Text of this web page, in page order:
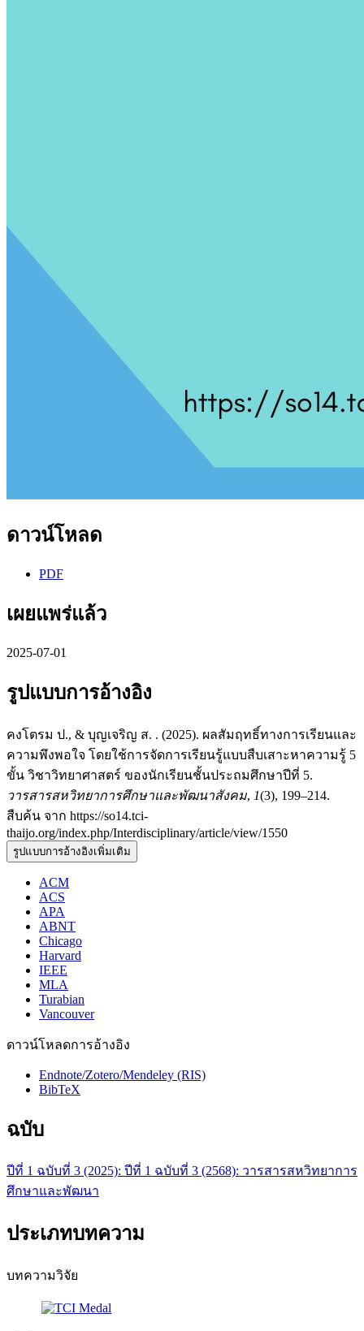
ดาวน์โหลด
PDF
เผยแพร่แล้ว
2025-07-01
รูปแบบการอ้างอิง
คงโตรม ป., & บุญเจริญ ส. . (2025). ผลสัมฤทธิ์ทางการเรียนและ
ความพึงพอใจ โดยใช้การจัดการเรียนรู้แบบสืบเสาะหาความรู้ 5
ขั้น วิชาวิทยาศาสตร์ ของนักเรียนชั้นประถมศึกษาปีที่ 5.
วารสารสหวิทยาการศึกษาและพัฒนาสังคม, 1(3), 199–214.
สืบค้น จาก https://so14.tci-
thaijo.org/index.php/Interdisciplinary/article/view/1550
รูปแบบการอ้างอิงเพิ่มเติม
ACM
ACS
APA
ABNT
Chicago
Harvard
IEEE
MLA
Turabian
Vancouver
ดาวน์โหลดการอ้างอิง
Endnote/Zotero/Mendeley (RIS)
BibTeX
ฉบับ
ปีที่ 1 ฉบับที่ 3 (2025): ปีที่ 1 ฉบับที่ 3 (2568): วารสารสหวิทยาการ
ศึกษาและพัฒนา
ประเภทบทความ
บทความวิจัย